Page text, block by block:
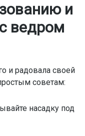
и
ведром
и радовала своей
советам:
насадку под